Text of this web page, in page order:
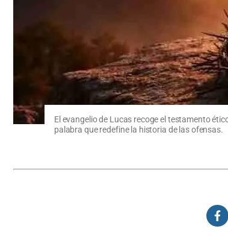
El evangelio de Lucas recoge el testamento
palabra que redefine la historia de las ofensas.